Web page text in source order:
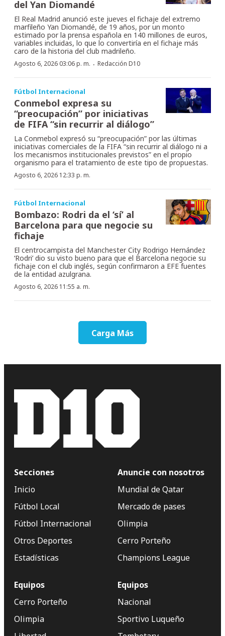
del Yan Diomandé
El Real Madrid anunció este jueves el fichaje del extremo
marfileño Yan Diomandé, de 19 años, por un monto
estimado por la prensa española en 140 millones de euros,
variables incluidas, lo que lo convertiría en el fichaje más
caro de la historia del club madrileño.
Agosto 6, 2026 03:06 p. m. · Redacción D10
Fútbol Internacional
Conmebol expresa su
“preocupación” por iniciativas
de FIFA “sin recurrir al diálogo”
La Conmebol expresó su “preocupación” por las últimas
iniciativas comerciales de la FIFA “sin recurrir al diálogo ni a
los mecanismos institucionales previstos” en el propio
organismo para el tratamiento de este tipo de propuestas.
Agosto 6, 2026 12:33 p. m.
Fútbol Internacional
Bombazo: Rodri da el ‘sí’ al
Barcelona para que negocie su
fichaje
El centrocampista del Manchester City Rodrigo Hernández
‘Rodri’ dio su visto bueno para que el Barcelona negocie su
fichaje con el club inglés, según confirmaron a EFE fuentes
de la entidad azulgrana.
Agosto 6, 2026 11:55 a. m.
Carga Más
Secciones
Inicio
Fútbol Local
Fútbol Internacional
Otros Deportes
Estadísticas
Anuncie con nosotros
Mundial de Qatar
Mercado de pases
Olimpia
Cerro Porteño
Champions League
Equipos
Cerro Porteño
Olimpia
Equipos
Nacional
Sportivo Luqueño